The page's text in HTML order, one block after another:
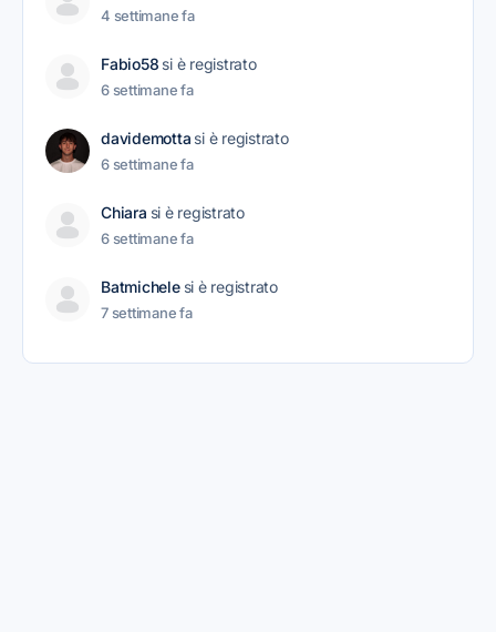
4 settimane fa
Fabio58 si è registrato
6 settimane fa
davidemotta si è registrato
6 settimane fa
Chiara si è registrato
6 settimane fa
Batmichele si è registrato
7 settimane fa